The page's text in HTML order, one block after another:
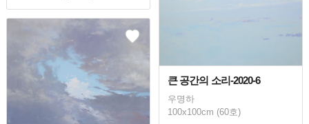
큰 공간의 소리-2020-6
우명하
100x100cm (60호)